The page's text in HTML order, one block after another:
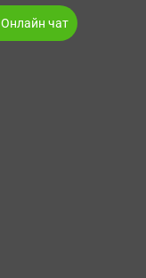
Онлайн чат